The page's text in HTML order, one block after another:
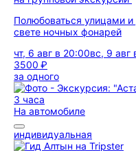
Полюбоваться улицами
свете ночных фонарей
чт, 6 авг в 20:00вс, 9 авг
3500 ₽
за одного
3 часа
На автомобиле
индивидуальная